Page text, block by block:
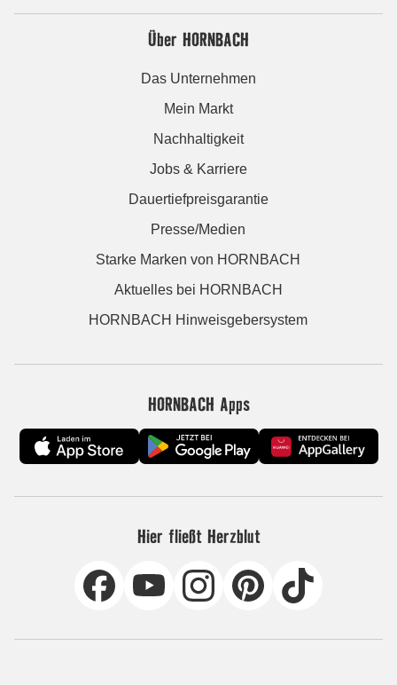
Über HORNBACH
Das Unternehmen
Mein Markt
Nachhaltigkeit
Jobs & Karriere
Dauertiefpreisgarantie
Presse/Medien
Starke Marken von HORNBACH
Aktuelles bei HORNBACH
HORNBACH Hinweisgebersystem
HORNBACH Apps
Hier fließt Herzblut